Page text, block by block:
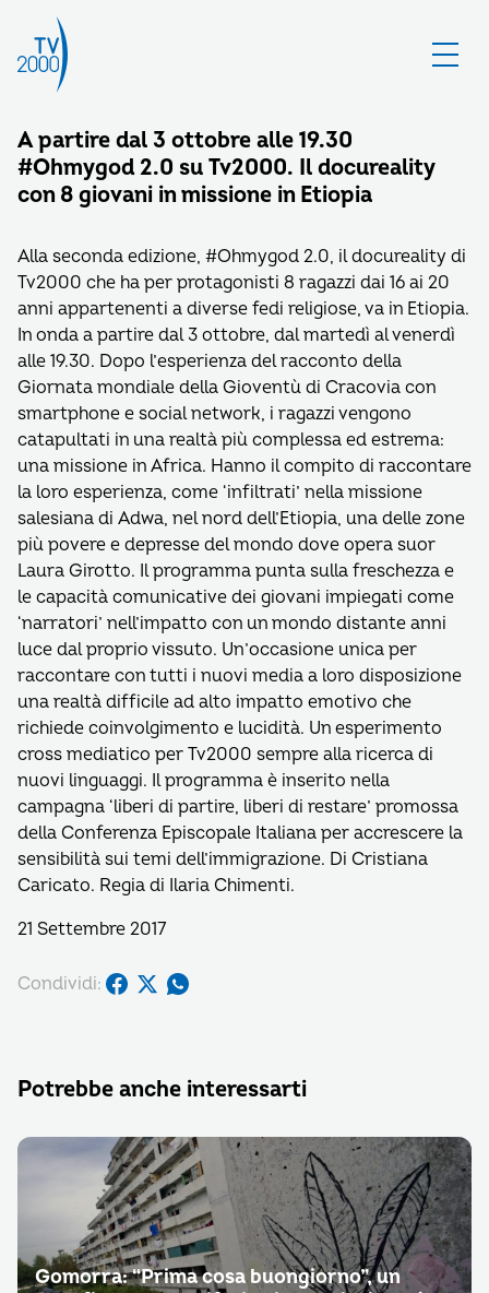
A partire dal 3 ottobre alle 19.30
#Ohmygod 2.0 su Tv2000. Il docureality
con 8 giovani in missione in Etiopia
Alla seconda edizione, #Ohmygod 2.0, il docureality di
Tv2000 che ha per protagonisti 8 ragazzi dai 16 ai 20
anni appartenenti a diverse fedi religiose, va in Etiopia.
In onda a partire dal 3 ottobre, dal martedì al venerdì
alle 19.30. Dopo l’esperienza del racconto della
Giornata mondiale della Gioventù di Cracovia con
smartphone e social network, i ragazzi vengono
catapultati in una realtà più complessa ed estrema:
una missione in Africa. Hanno il compito di raccontare
la loro esperienza, come ‘infiltrati’ nella missione
salesiana di Adwa, nel nord dell’Etiopia, una delle zone
più povere e depresse del mondo dove opera suor
Laura Girotto. Il programma punta sulla freschezza e
le capacità comunicative dei giovani impiegati come
‘narratori’ nell’impatto con un mondo distante anni
luce dal proprio vissuto. Un’occasione unica per
raccontare con tutti i nuovi media a loro disposizione
una realtà difficile ad alto impatto emotivo che
richiede coinvolgimento e lucidità. Un esperimento
cross mediatico per Tv2000 sempre alla ricerca di
nuovi linguaggi. Il programma è inserito nella
campagna ‘liberi di partire, liberi di restare’ promossa
della Conferenza Episcopale Italiana per accrescere la
sensibilità sui temi dell’immigrazione. Di Cristiana
Caricato. Regia di Ilaria Chimenti.
21 Settembre 2017
Condividi:
Potrebbe anche interessarti
Gomorra: “Prima cosa buongiorno”, un